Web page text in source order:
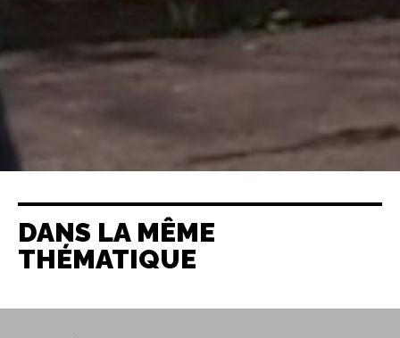
DANS LA MÊME
THÉMATIQUE